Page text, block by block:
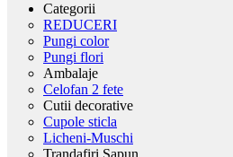
Categorii
REDUCERI
Pungi color
Pungi flori
Ambalaje
Celofan 2 fete
Cutii decorative
Cupole sticla
Licheni-Muschi
Trandafiri Sapun